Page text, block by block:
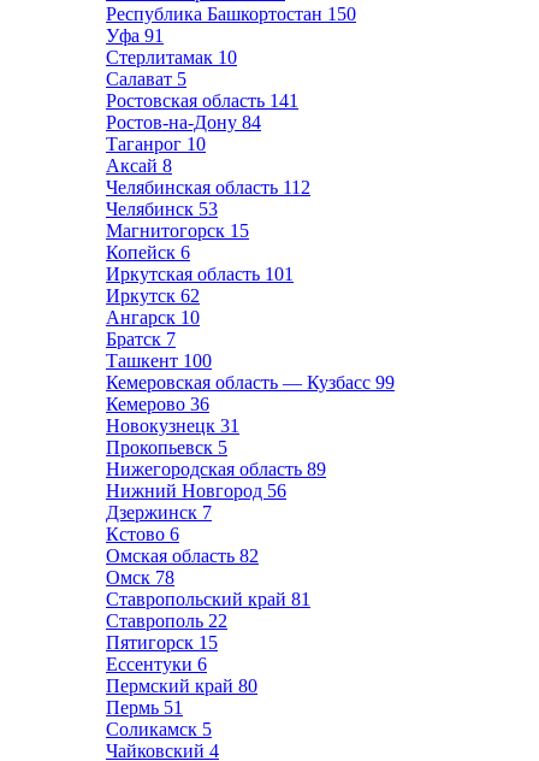
Республика Башкортостан 150
Уфа 91
Стерлитамак 10
Салават 5
Ростовская область 141
Ростов-на-Дону 84
Таганрог 10
Аксай 8
Челябинская область 112
Челябинск 53
Магнитогорск 15
Копейск 6
Иркутская область 101
Иркутск 62
Ангарск 10
Братск 7
Ташкент 100
Кемеровская область — Кузбасс 99
Кемерово 36
Новокузнецк 31
Прокопьевск 5
Нижегородская область 89
Нижний Новгород 56
Дзержинск 7
Кстово 6
Омская область 82
Омск 78
Ставропольский край 81
Ставрополь 22
Пятигорск 15
Ессентуки 6
Пермский край 80
Пермь 51
Соликамск 5
Чайковский 4